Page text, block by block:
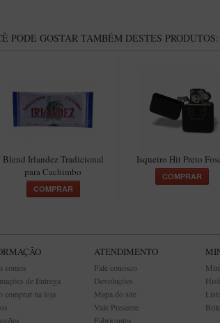
PODE GOSTAR TAMBÉM DESTES PRODUTOS:
Blend Irlandez Tradicional
para Cachimbo
COMPRAR
Isqueiro Hit Preto
COMPRAR
somos
de Entrega
comprar na loja
ATENDIMENTO
Fale conosco
Devoluções
Mapa do site
Vale Presente
Fabricantes